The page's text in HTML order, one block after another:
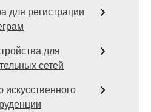
для регистрации
для
сетей